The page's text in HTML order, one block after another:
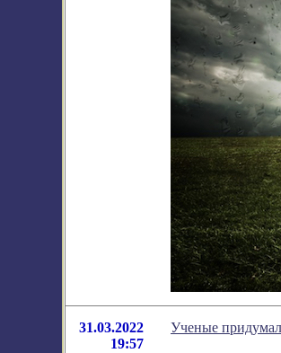
31.03.2022
19:57
Ученые